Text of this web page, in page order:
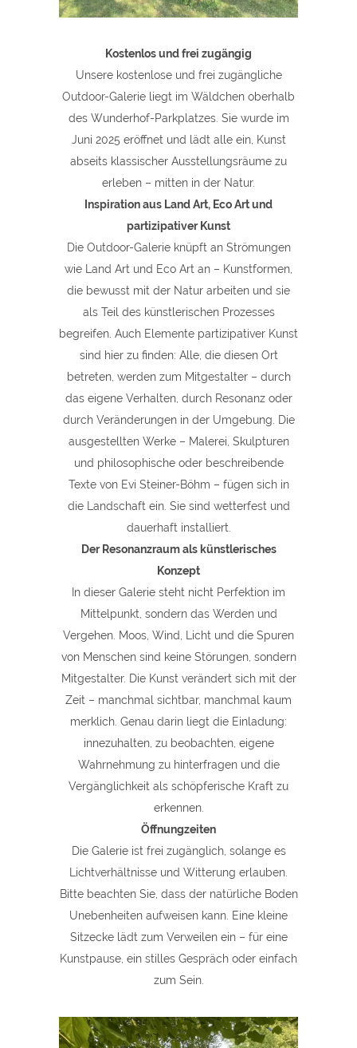
Kostenlos und frei zugängig
Unsere kostenlose und frei zugängliche
Outdoor-Galerie liegt im Wäldchen oberhalb
des Wunderhof-Parkplatzes. Sie wurde im
Juni 2025 eröffnet und lädt alle ein, Kunst
abseits klassischer Ausstellungsräume zu
erleben – mitten in der Natur.
Inspiration aus Land Art, Eco Art und
partizipativer Kunst
Die Outdoor-Galerie knüpft an Strömungen
wie Land Art und Eco Art an – Kunstformen,
die bewusst mit der Natur arbeiten und sie
als Teil des künstlerischen Prozesses
begreifen. Auch Elemente partizipativer Kunst
sind hier zu finden: Alle, die diesen Ort
betreten, werden zum Mitgestalter – durch
das eigene Verhalten, durch Resonanz oder
durch Veränderungen in der Umgebung. Die
ausgestellten Werke – Malerei, Skulpturen
und philosophische oder beschreibende
Texte von Evi Steiner-Böhm – fügen sich in
die Landschaft ein. Sie sind wetterfest und
dauerhaft installiert.
Der Resonanzraum als künstlerisches
Konzept
In dieser Galerie steht nicht Perfektion im
Mittelpunkt, sondern das Werden und
Vergehen. Moos, Wind, Licht und die Spuren
von Menschen sind keine Störungen, sondern
Mitgestalter. Die Kunst verändert sich mit der
Zeit – manchmal sichtbar, manchmal kaum
merklich. Genau darin liegt die Einladung:
innezuhalten, zu beobachten, eigene
Wahrnehmung zu hinterfragen und die
Vergänglichkeit als schöpferische Kraft zu
erkennen.
Öffnungzeiten
Die Galerie ist frei zugänglich, solange es
Lichtverhältnisse und Witterung erlauben.
Bitte beachten Sie, dass der natürliche Boden
Unebenheiten aufweisen kann. Eine kleine
Sitzecke lädt zum Verweilen ein – für eine
Kunstpause, ein stilles Gespräch oder einfach
zum Sein.